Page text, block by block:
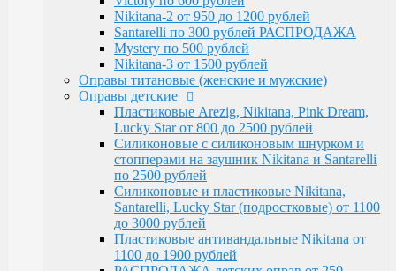
Santarelli, Lucky Star (подростковые) от 1100
до 3000 рублей
Пластиковые антивандальные Nikitana от
1100 до 1900 рублей
РАСПРОДАЖА детских оправ от 250 рублей
Металлические Детские от 600 до 3500
рублей
Оправы под линзы с большими диоптриями по
1200 рублей
Футляры до 400 рублей
Футляры по 600 рублей
Футляры по 550 рублей
Футляры для солнцезащитных очков
Детские от 400 рублей
Nikitana-2 от 950 до 1200 рублей
Santarelli по 300 рублей РАСПРОДАЖА
Mystery по 500 рублей
Nikitana-3 от 1500 рублей
Оправы титановые (женские и мужские)
Оправы детские
Пластиковые Arezig, Nikitana, Pink Dream,
Lucky Star от 800 до 2500 рублей
Силиконовые с силиконовым шнурком и
стопперами на заушник Nikitana и Santarelli
по 2500 рублей
Силиконовые и пластиковые Nikitana,
Santarelli, Lucky Star (подростковые) от 1100
до 3000 рублей
Пластиковые антивандальные Nikitana от
1100 до 1900 рублей